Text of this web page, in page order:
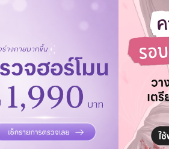
เมื่อจองกับ HD
FLX 900 ช็อต บริเวณใบหน้า 1 ครั้ง
เจริญ , สมุทรปราการ , คันนายาว , จตุจักร , ลาดพร้าว , ประเวศ , บางซื่อ , ลาดกระบัง
เตาปูน , BTS อ่อนนุช , BTS บางนา , BTS อุดมสุข , BTS อโศก , MRT สุขุมวิท , MRT
สามย่าน , BTS สนามกีฬาแห่งชาติ